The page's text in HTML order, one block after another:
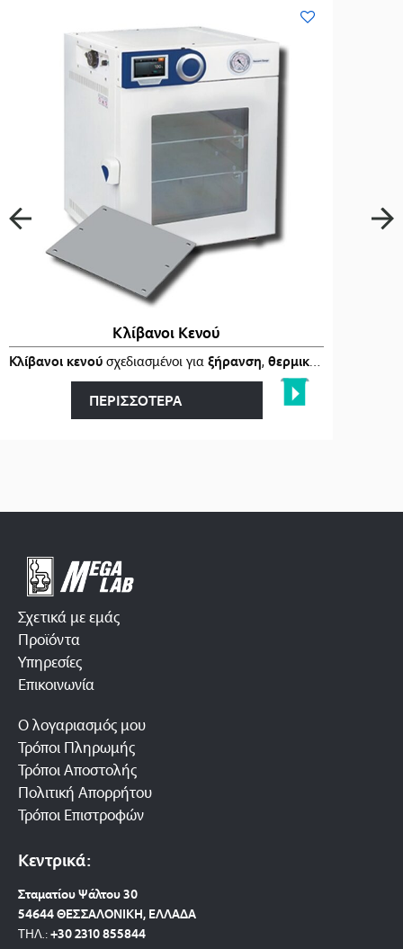
στα…
Κλίβανοι Κενού
Κλίβανοι κενού σχεδιασμένοι για ξήρανση, θερμική επεξεργασία
ΠΕΡΙΣΣΟΤΕΡΑ
Σχετικά με εμάς
Προϊόντα
Υπηρεσίες
Επικοινωνία
Ο λογαριασμός μου
Τρόποι Πληρωμής
Τρόποι Αποστολής
Πολιτική Απορρήτου
Τρόποι Επιστροφών
Κεντρικά:
Σταματίου Ψάλτου 30
54644 ΘΕΣΣΑΛΟΝΙΚΗ, ΕΛΛΑΔΑ
ΤΗΛ.:+30 2310 855844